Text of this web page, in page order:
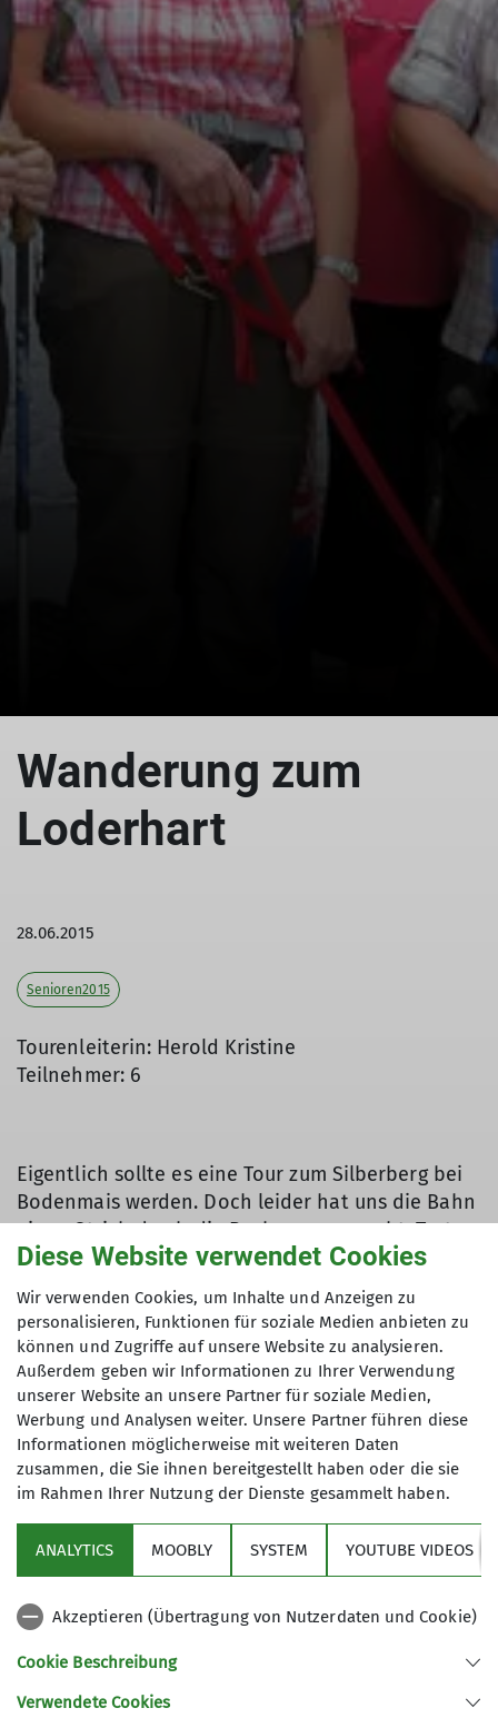
Wanderung zum
Loderhart
28.06.2015
Senioren2015
Tourenleiterin: Herold Kristine
Teilnehmer: 6
Eigentlich sollte es eine Tour zum Silberberg bei
Bodenmais werden. Doch leider hat uns die Bahn
einen Strich durch die Rechnung gemacht. Trotz
ausgedruckter Reiseauskunft, welche mit
Umsteigen in die Waldbahn angegeben war,
mußte ab Gotteszell in Busse zur Weiterfahrt in
den Bayerischen Wald umgestiegen werden.
Durch diesen Bustransfer hätte sich letzlich die
Tour im 4 Stunden verlängert und dazu hatte
keiner der Teilnehmer Lust. So wurde kurzfristig
ab Gotteszell das Naturfreundehaus Loderhart
angesteuert. Da in der Veröffentlichung auch an
nicht so gute Berggeher gedacht war, gab es hier
Tour. Doch dankenswerter Weise hatte sich ein
dem Auto zufahren. Die Tour führte ab Gotteszell
Mittagseinkehr. Das Hüttenpersonal war gleich
bereit, die beiden Wanderer wieder ins Tal zu
Diese Website verwendet Cookies
Wir verwenden Cookies, um Inhalte und Anzeigen zu
personalisieren, Funktionen für soziale Medien anbieten zu
können und Zugriffe auf unsere Website zu analysieren.
Außerdem geben wir Informationen zu Ihrer Verwendung
unserer Website an unsere Partner für soziale Medien,
Werbung und Analysen weiter. Unsere Partner führen diese
Informationen möglicherweise mit weiteren Daten
zusammen, die Sie ihnen bereitgestellt haben oder die sie
im Rahmen Ihrer Nutzung der Dienste gesammelt haben.
ANALYTICS MOOBLY SYSTEM YOUTUBE VIDEOS
Akzeptieren (Übertragung von Nutzerdaten und Cookie)
Cookie Beschreibung
Verwendete Cookies